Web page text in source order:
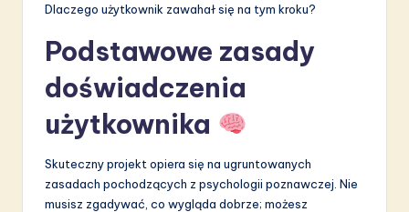
Dlaczego użytkownik zawahał się na tym kroku?
Podstawowe zasady
doświadczenia
użytkownika
Skuteczny projekt opiera się na ugruntowanych
zasadach pochodzących z psychologii poznawczej. Nie
musisz zgadywać, co wygląda dobrze; możesz